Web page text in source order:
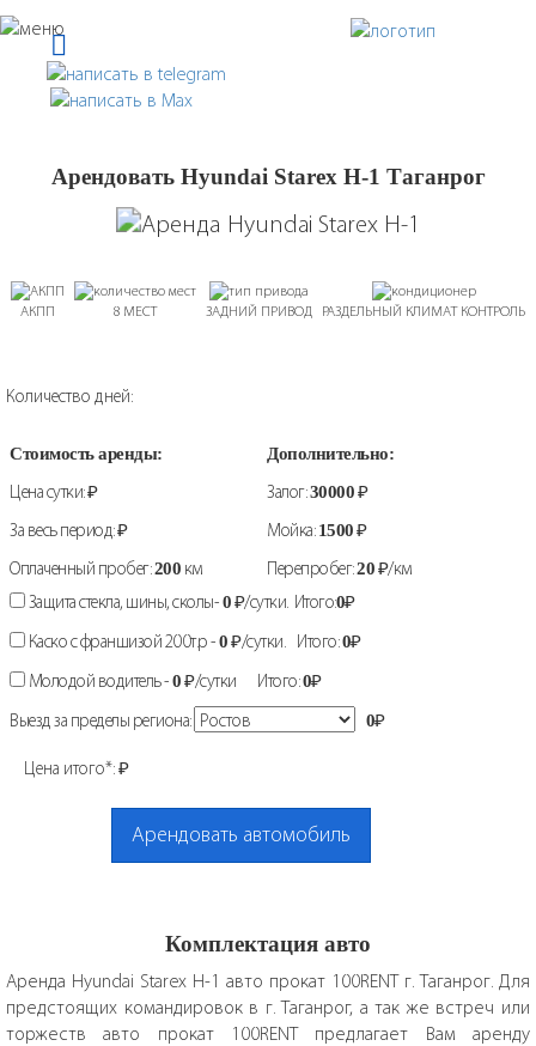
Арендовать Hyundai Starex H-1 Таганрог
АКПП 8 МЕСТ ЗАДНИЙ ПРИВОД РАЗДЕЛЬНЫЙ КЛИМАТ КОНТРОЛЬ
Количество дней:
Стоимость аренды: Дополнительно:
Цена сутки:₽ Залог:30000₽
За весь период:₽ Мойка:1500₽
Оплаченный пробег: 200 км Перепробег:20₽/км
Защита стекла, шины, сколы-0₽/сутки. Итого:0₽
Каско с франшизой 200т.р -0₽/сутки. Итого:0₽
Молодой водитель -0₽/сутки Итого:0₽
Выезд за пределы региона:
0₽
Цена итого*:₽
Арендовать автомобиль
Комплектация авто
Аренда Hyundai Starex H-1 авто прокат 100RENT г. Таганрог. Для
предстоящих командировок в г. Таганрог, а так же встреч или
торжеств авто прокат 100RENT предлагает Вам аренду